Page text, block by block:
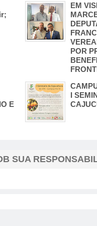
EM
POR
E
I
SUA